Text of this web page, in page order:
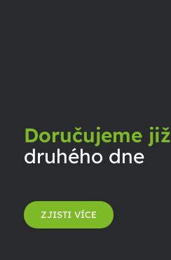
Doručujeme již
druhého dne
ZJISTI VÍCE